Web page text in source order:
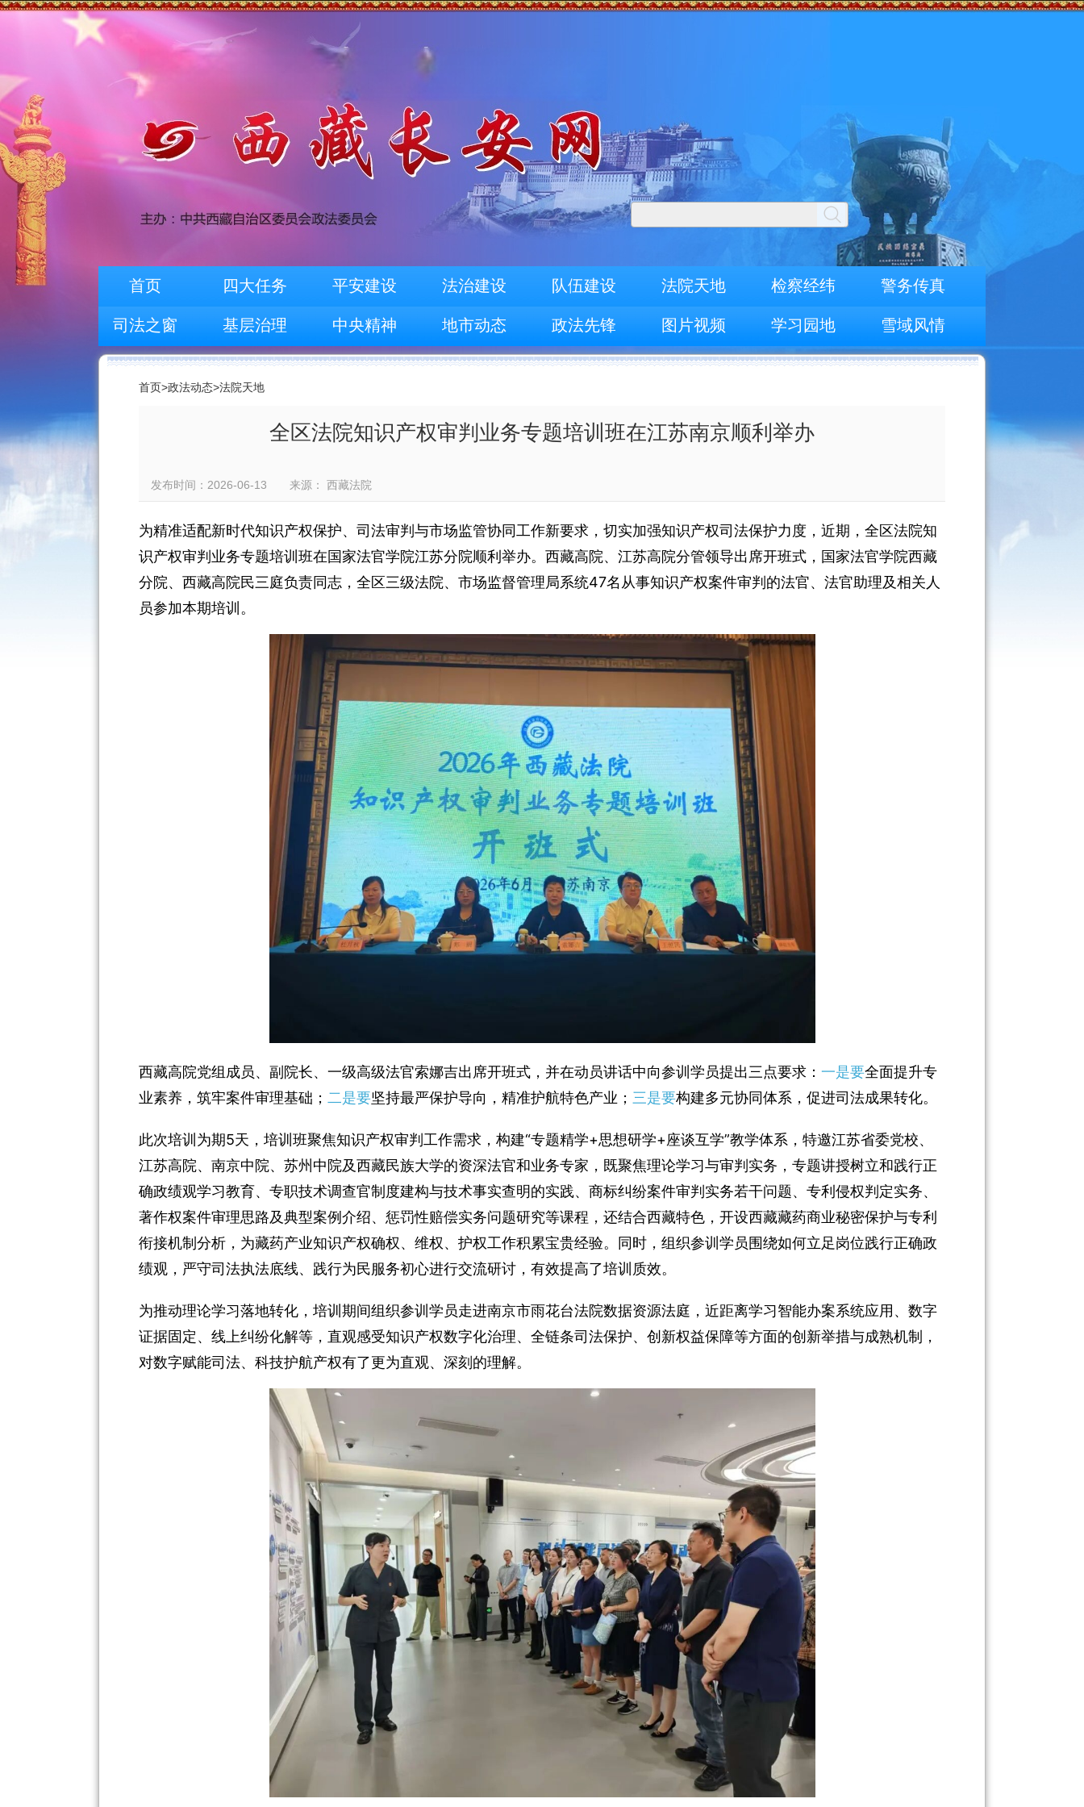
首页 四大任务 平安建设 法治建设 队伍建设 法院天地 检察经纬 警务传真
司法之窗 基层治理 中央精神 地市动态 政法先锋 图片视频 学习园地 雪域风情
首页>政法动态>法院天地
全区法院知识产权审判业务专题培训班在江苏南京顺利举办
发布时间：2026-06-13 来源： 西藏法院
为精准适配新时代知识产权保护、司法审判与市场监管协同工作新要求，切实加强知识产权司法保护力度， 近期 ，全区法院知
识产权审判业务专题培训班在国家法官学院江苏分院顺利 举办。西藏高院、江苏高院分管领导出席开班式，国家法官学院西藏
分院、西藏高院民三庭负责同志， 全区三级法院、市场监督管理局系统47名 从事知识产权案件审判的法官、法官助理及相关人
员参加本期培训。
西藏高院党组成员、副院长、一级高级法官索娜吉出席开班式，并在动员讲话中向参训学员提出三点要求： 一是要全面提升专
业素养，筑牢案件审理基础； 二是要坚持最严保护导向，精准护航特色产业； 三是要构建多元协同体系，促进司法成果转化。
此次培训为期5天，培训班聚焦知识产权审判工作需求，构建“专题精学+思想研学+座谈互学”教学体系，特邀江苏省委党校、
江苏高院、南京中院、苏州中院及西藏民族大学的资深法官和业务专家，既聚焦理论学习与审判实务，专题讲授树立和践行正
确政绩观学习教育、专职技术调查官制度建构与技术事实查明的实践、商标纠纷案件审判实务若干问题、专利侵权判定实务、
著作权案件审理思路及典型案例介绍、惩罚性赔偿实务问题研究等课程，还结合西藏特色，开设西藏藏药商业秘密保护与专利
衔接机制分析，为藏药产业知识产权确权、维权、护权工作积累宝贵经验。同时，组织参训学员围绕如何立足岗位践行正确政
绩观，严守司法执法底线、践行为民服务初心进行交流研讨，有效提高了培训质效。
为推动理论学习落地转化，培训期间组织参训学员走进南京市雨花台法院数据资源法庭，近距离学习智能办案系统应用、数字
证据固定、线上纠纷化解等，直观感受知识产权数字化治理、全链条司法保护、创新权益保障等方面的创新举措与成熟机制，
对数字赋能司法、科技护航产权有了更为直观、深刻的理解。